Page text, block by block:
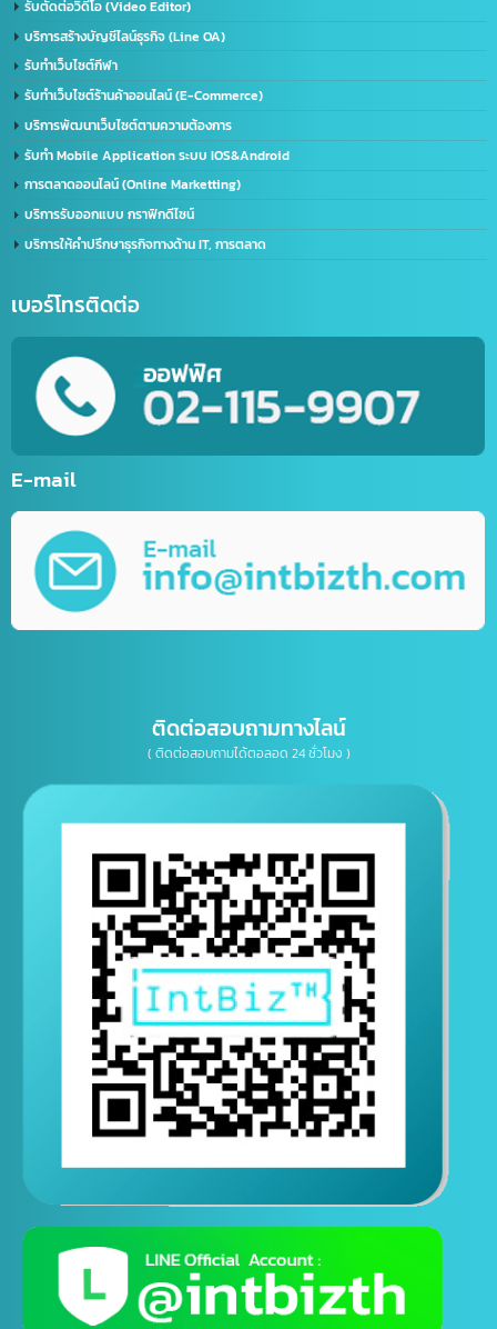
บริการส่งออกอาหารทะเลแช่แข็ง (ไทยไปจีน)
บริการขนส่งทางเครื่องบิน (เส้นทางจีน-ไทย)
ด้าน IT / การตลาดออนไลน์
รับตัดต่อวิดีโอ (Video Editor)
บริการสร้างบัญชีไลน์ธุรกิจ (Line OA)
รับทำเว็บไซต์กีฬา
รับทำเว็บไซต์ร้านค้าออนไลน์ (E-Commerce)
รับทำ Mobile Application ระบบ IOS&Android
การตลาดออนไลน์ (Online Marketting)
บริการรับออกแบบ กราฟิกดีไซน์
บริการให้คำปรึกษาธุรกิจทางด้าน IT, การตลาด
เบอร์โทรติดต่อ
ติดต่อสอบถามทางไลน์
( ติดต่อสอบถามได้ตอลอด 24 ชั่วโมง )